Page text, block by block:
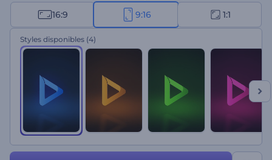
supraluminique grâce à l’animation de logo "Explosion
hyperspatiale". À vous d’essayer !
16:9 9:16 1:1
Styles disponibles (4)